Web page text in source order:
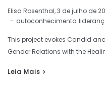
by
Elisa Rosenthal 3 de julho de
autoconhecimento
This project evokes Candid
Gender Relations with the
Leia Mais